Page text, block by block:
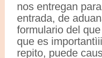
nos entregan
entrada, de
formulario del
que es
repito, puede